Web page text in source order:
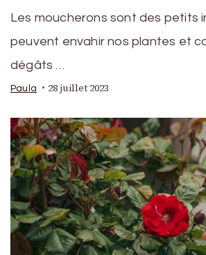
Les moucherons sont des petits
peuvent envahir nos plantes et
dégâts …
Paula 28 juillet 2023